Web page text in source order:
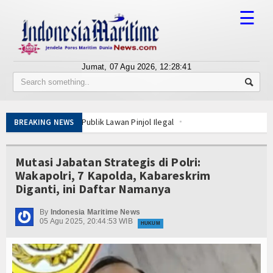
Tentang Kami
Berita
BUMN
Editorial
Ekspose
☰
Jumat, 07 Agu 2026, 12:28:41
BREAKING NEWS
Publik Lawan Pinjol Ilegal
Esensi Perlindungan Nyawa
Alat Pemindai Peti Kemas Ekspor
Tata Kelola
Bangka Belitung
Nelayan Merah Putih
IPC TPK-Kejari Jakut Perpanjang Kerja Sama Hukum
5 Motor Harley Pretelan dari China Diselundupkan Lewat Tanjung
Mutasi Jabatan Strategis di Polri:
Wakapolri, 7 Kapolda, Kabareskrim
Diganti, ini Daftar Namanya
By Indonesia Maritime News
05 Agu 2025, 20:44:53 WIB
HUKUM